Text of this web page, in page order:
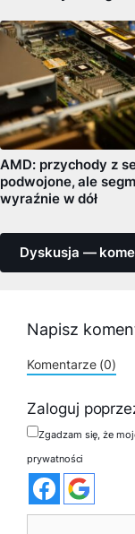
AMD: przychody z
podwojone, ale
wyraźnie w dół
Dyskusja —
Napisz
Komentarze (0)
Zaloguj
Zgadzam się, że
prywatności